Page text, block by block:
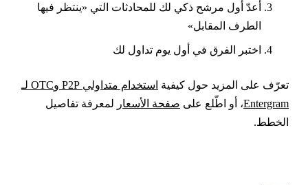
أعدّ أول مرشح ذكي لك للمحادثات التي «ينتظر فيها
الطرف المقابل»
اختبر الفرق في أول يوم تداول لك
على المزيد حول كيفية
استخدام متداولي P2P وOTC لـ
، أو اطّلع على صفحة الأسعارلمعرفة تفاصيل